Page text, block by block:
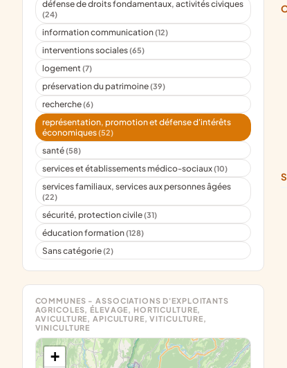
défense de droits fondamentaux, activités civiques
(24)
information communication(12)
interventions sociales(65)
logement(7)
préservation du patrimoine(39)
recherche(6)
représentation, promotion et défense d'intérêts
économiques(52)
santé(58)
services et établissements médico-sociaux(10)
services familiaux, services aux personnes âgées
(22)
sécurité, protection civile(31)
éducation formation(128)
Sans catégorie(2)
COMMUNES - ASSOCIATIONS D'EXPLOITANTS
AGRICOLES, ÉLEVAGE, HORTICULTURE,
AVICULTURE, APICULTURE, VITICULTURE,
VINICULTURE
+